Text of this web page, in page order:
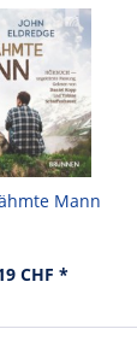
Mann
CHF *